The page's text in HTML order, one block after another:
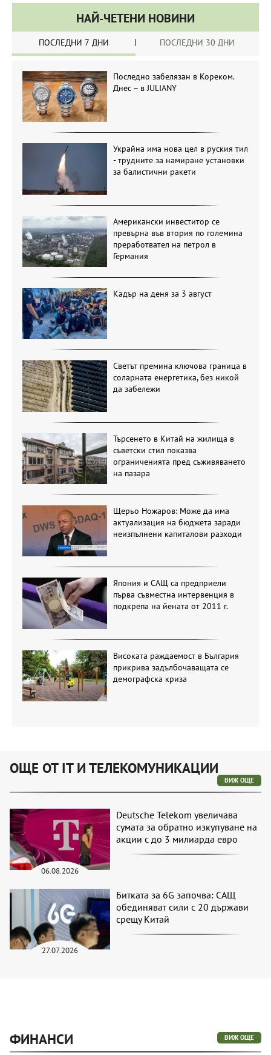
НАЙ-ЧЕТЕНИ НОВИНИ
ПОСЛЕДНИ 7 ДНИ ПОСЛЕДНИ 30 ДНИ
Последно забелязан в Кореком.
Днес – в JULIANY
Украйна има нова цел в руския тил
- трудните за намиране установки
за балистични ракети
Американски инвеститор се
превърна във втория по големина
преработвател на петрол в
Германия
Кадър на деня за 3 август
Светът премина ключова граница в
соларната енергетика, без никой
да забележи
Търсенето в Китай на жилища в
съветски стил показва
ограниченията пред съживяването
на пазара
Щерьо Ножаров: Може да има
актуализация на бюджета заради
неизпълнени капиталови разходи
Япония и САЩ са предприели
първа съвместна интервенция в
подкрепа на йената от 2011 г.
Високата раждаемост в България
прикрива задълбочаващата се
демографска криза
ОЩЕ ОТ IT И ТЕЛЕКОМУНИКАЦИИ
ВИЖ ОЩЕ
06.08.2026
Deutsche Telekom увеличава
сумата за обратно изкупуване на
акции с до 3 милиарда евро
27.07.2026
Битката за 6G започва: САЩ
обединяват сили с 20 държави
срещу Китай
ФИНАНСИ ВИЖ ОЩЕ